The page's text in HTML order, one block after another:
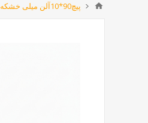
پیچ90*10آلن میلی خشکه